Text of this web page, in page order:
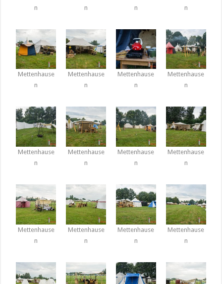
n
n
n
n
Mettenhause
n
Mettenhause
n
Mettenhause
n
Mettenhause
n
Mettenhause
n
Mettenhause
n
Mettenhause
n
Mettenhause
n
Mettenhause
n
Mettenhause
n
Mettenhause
n
Mettenhause
n